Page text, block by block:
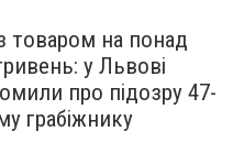
товаром на понад
у Львові
про підозру 47-
грабіжнику